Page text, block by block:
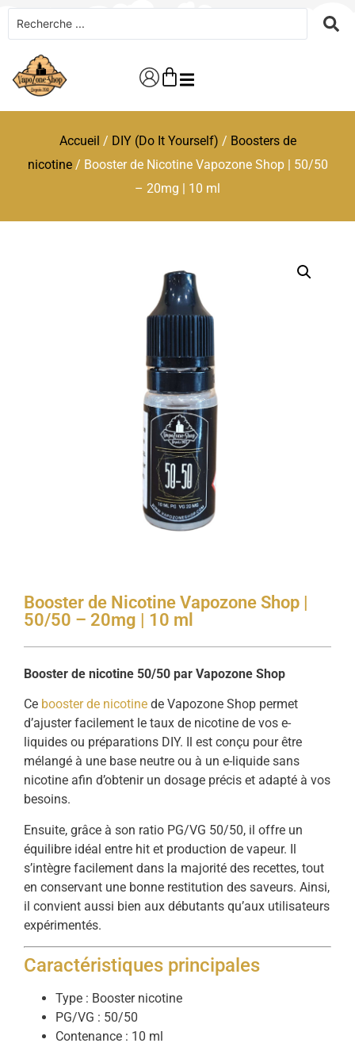
Accueil / DIY (Do It Yourself) / Boosters de
nicotine/ Booster de Nicotine Vapozone Shop | 50/50
– 20mg | 10 ml
Booster de Nicotine Vapozone Shop |
50/50 – 20mg | 10 ml
Booster de nicotine 50/50 par Vapozone Shop
Ce booster de nicotine de Vapozone Shop permet
d’ajuster facilement le taux de nicotine de vos e-
liquides ou préparations DIY. Il est conçu pour être
mélangé à une base neutre ou à un e-liquide sans
nicotine afin d’obtenir un dosage précis et adapté à vos
besoins.
Ensuite, grâce à son ratio PG/VG 50/50, il offre un
équilibre idéal entre hit et production de vapeur. Il
s’intègre facilement dans la majorité des recettes, tout
en conservant une bonne restitution des saveurs. Ainsi,
il convient aussi bien aux débutants qu’aux utilisateurs
expérimentés.
Caractéristiques principales
Type : Booster nicotine
PG/VG : 50/50
Contenance : 10 ml